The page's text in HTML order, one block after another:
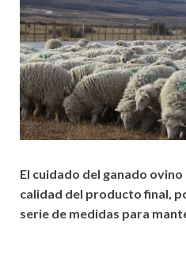
El cuidado del ganado
calidad del producto final,
serie de medidas para